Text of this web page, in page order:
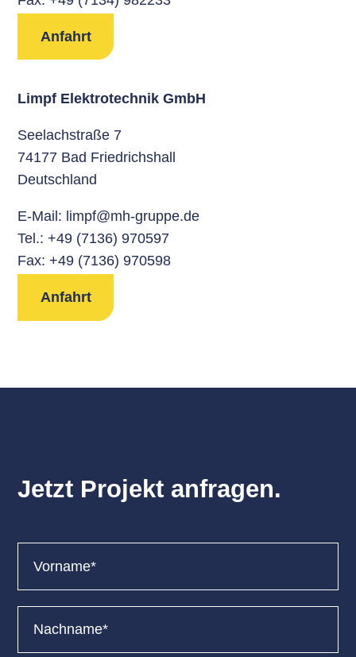
Anfahrt
Limpf Elektrotechnik GmbH
Seelachstraße 7
74177 Bad Friedrichshall
Deutschland
E-Mail: limpf@mh-gruppe.de
Tel.:+49 (7136) 970597
Fax: +49 (7136) 970598
Anfahrt
Jetzt Projekt anfragen.